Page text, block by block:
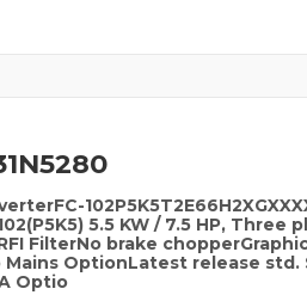
5.5 KW / 7.5 HP, Three
FilterNo brake
Mains OptionLatest release std.
Optio